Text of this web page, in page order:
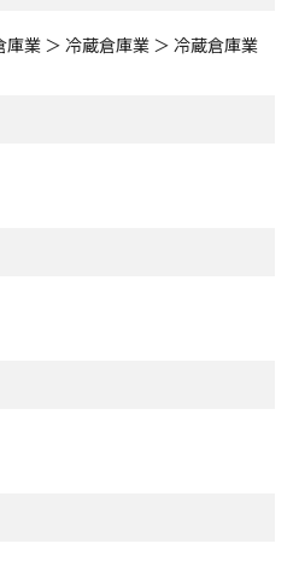
業 ＞ 冷蔵倉庫業 ＞ 冷蔵倉庫業